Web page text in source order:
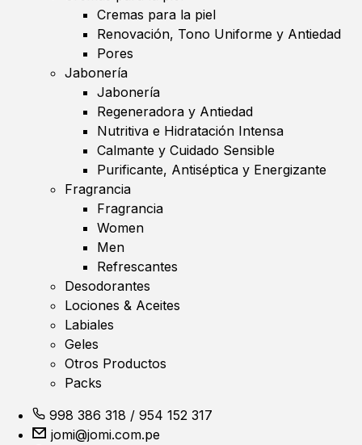
Cremas para la piel
Renovación, Tono Uniforme y Antiedad
Pores
Jabonería
Jabonería
Regeneradora y Antiedad
Nutritiva e Hidratación Intensa
Calmante y Cuidado Sensible
Purificante, Antiséptica y Energizante
Fragrancia
Fragrancia
Women
Men
Refrescantes
Desodorantes
Lociones & Aceites
Labiales
Geles
Otros Productos
Packs
998 386 318 / 954 152 317
jomi@jomi.com.pe